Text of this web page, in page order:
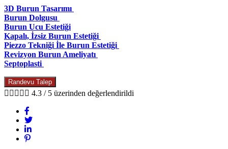
3D Burun Tasarımı
Burun Dolgusu
Burun Ucu Estetiği
Kapalı, İzsiz Burun Estetiği
Piezzo Tekniği İle Burun Estetiği
Revizyon Burun Ameliyatı
Septoplasti
Randevu Talep
     4.3 / 5 üzerinden değerlendirildi